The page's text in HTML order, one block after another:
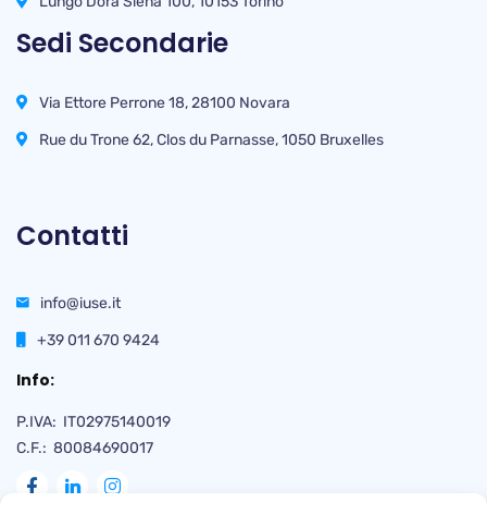
Sedi Secondarie
Via Ettore Perrone 18, 28100 Novara
Rue du Trone 62, Clos du Parnasse, 1050 Bruxelles
Contatti
info@iuse.it
+39 011 670 9424
Info:
P.IVA: IT02975140019
C.F.: 80084690017